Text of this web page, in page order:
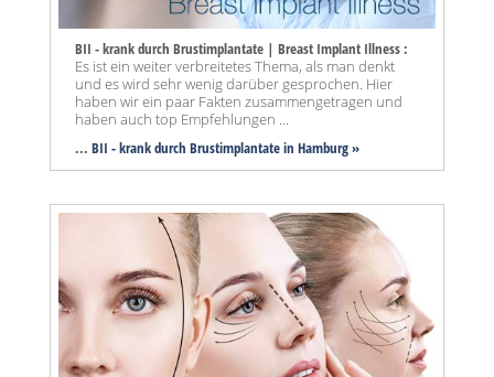
BII - krank durch Brustimplantate | Breast Implant Illness :
Es ist ein weiter verbreitetes Thema, als man denkt
und es wird sehr wenig darüber gesprochen. Hier
haben wir ein paar Fakten zusammengetragen und
haben auch top Empfehlungen ...
... BII - krank durch Brustimplantate in Hamburg »